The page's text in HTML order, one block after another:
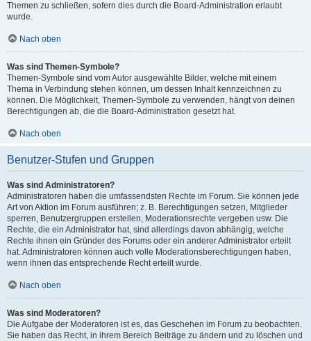
Themen zu schließen, sofern dies durch die Board-Administration erlaubt
wurde.
Nach oben
Was sind Themen-Symbole?
Themen-Symbole sind vom Autor ausgewählte Bilder, welche mit einem
Thema in Verbindung stehen können, um dessen Inhalt kennzeichnen zu
können. Die Möglichkeit, Themen-Symbole zu verwenden, hängt von deinen
Berechtigungen ab, die die Board-Administration gesetzt hat.
Nach oben
Benutzer-Stufen und Gruppen
Was sind Administratoren?
Administratoren haben die umfassendsten Rechte im Forum. Sie können jede
Art von Aktion im Forum ausführen; z. B. Berechtigungen setzen, Mitglieder
sperren, Benutzergruppen erstellen, Moderationsrechte vergeben usw. Die
Rechte, die ein Administrator hat, sind allerdings davon abhängig, welche
Rechte ihnen ein Gründer des Forums oder ein anderer Administrator erteilt
hat. Administratoren können auch volle Moderationsberechtigungen haben,
wenn ihnen das entsprechende Recht erteilt wurde.
Nach oben
Was sind Moderatoren?
Die Aufgabe der Moderatoren ist es, das Geschehen im Forum zu beobachten.
Sie haben das Recht, in ihrem Bereich Beiträge zu ändern und zu löschen und